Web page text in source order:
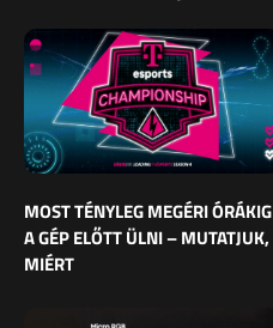
MOST TÉNYLEG MEGÉRI ÓRÁKIG
A GÉP ELŐTT ÜLNI – MUTATJUK,
MIÉRT